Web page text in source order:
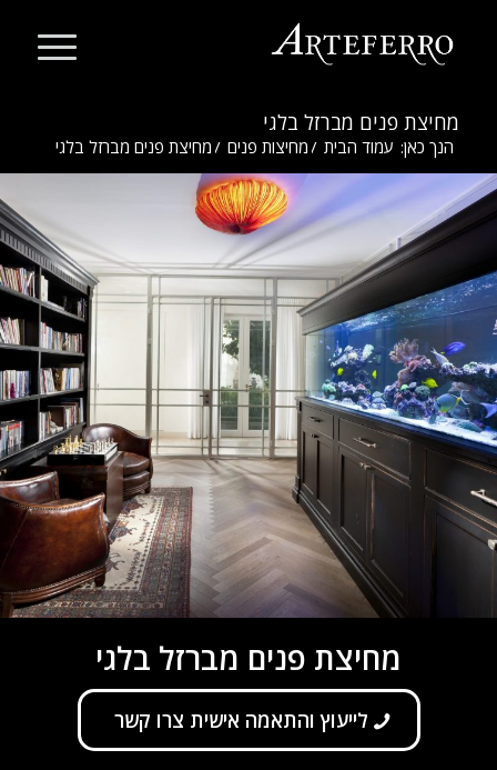
מחיצת פנים מברזל בלגי
הנך כאן: עמוד הבית / מחיצות פנים / מחיצת פנים מברזל בלגי
מחיצת פנים מברזל בלגי
לייעוץ והתאמה אישית צרו קשר